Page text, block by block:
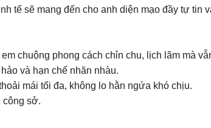
tế sẽ mang đến cho anh diện mạo đầy tự tin
chuộng phong cách chỉn chu, lịch lãm mà
và hạn chế nhăn nhàu.
mái tối đa, không lo hằn ngứa khó chịu.
công sở.